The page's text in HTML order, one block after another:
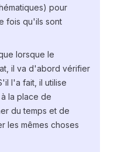
pour
fois qu'ils sont
lorsque le
il va d'abord vérifier
l'a fait, il utilise
la place de
du temps et de
les mêmes choses